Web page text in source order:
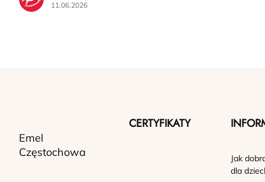
11.06.2026
Emel
Częstochowa
CERTYFIKATY
Jak
dla